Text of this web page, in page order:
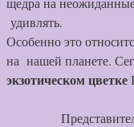
Особенно это
на нашей планете.
экзотическом цветке
Представитель